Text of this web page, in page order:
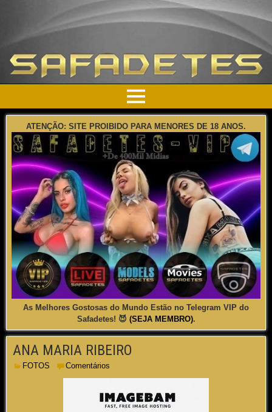
ATENÇÃO: SITE PROIBIDO PARA MENORES DE 18 ANOS.
As Melhores Gostosas do Mundo Estão no Telegram VIP do
Safadetes! 😈 (SEJA MEMBRO).
ANA MARIA RIBEIRO
FOTOS Comentários